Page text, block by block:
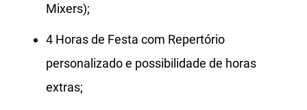
Mixers);
4 Horas de Festa com Repertório
personalizado e possibilidade de horas
extras;